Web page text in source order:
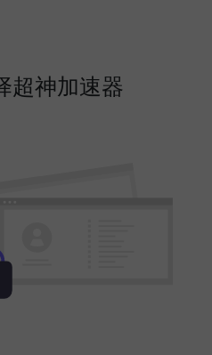
超神加速器